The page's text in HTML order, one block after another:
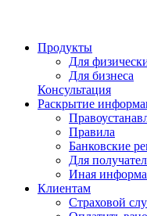
Продукты
Для
Для бизнеса
Консультация
Раскрытие
Правила
Банковские
Для
Иная
Клиентам
Страховой